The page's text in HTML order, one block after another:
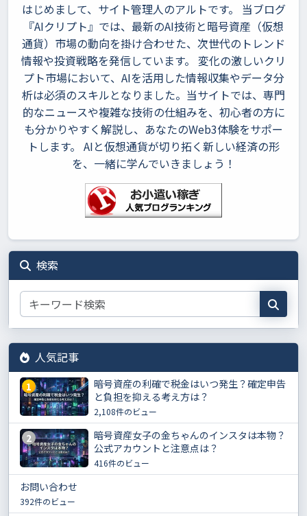
はじめまして、サイト管理人のアルトです。 当ブログ
『AIクリプト』では、最新のAI技術と暗号資産（仮想
通貨）市場の動向を掛け合わせた、次世代のトレンド
情報や投資戦略を発信しています。 変化の激しいクリ
プト市場において、AIを活用した情報収集やデータ分
析は必須のスキルとなりました。当サイトでは、専門
的なニュースや複雑な技術の仕組みを、初心者の方に
も分かりやすく解説し、あなたのWeb3体験をサポー
トします。 AIと仮想通貨が切り拓く新しい経済の形
を、一緒に学んでいきましょう！
検索
人気記事
1
暗号資産の利確で税金はいつ発生？確定申告
と負担を抑える考え方は？
2,108件のビュー
2
暗号資産女子の金ちゃんのインスタは本物？
公式アカウントと注意点は？
416件のビュー
お問い合わせ
392件のビュー